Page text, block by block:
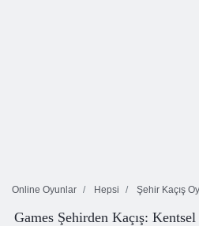
Online Oyunlar Hepsi Şehir Kaçış
Games Şehirden Kaçış: